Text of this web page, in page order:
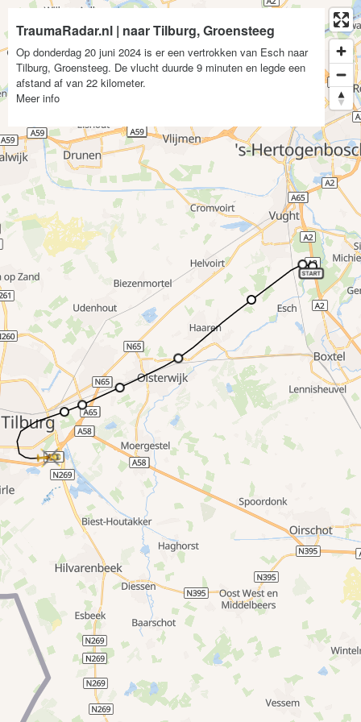
TraumaRadar.nl | naar Tilburg, Groensteeg
Op donderdag 20 juni 2024 is er een vertrokken van Esch naar
Tilburg, Groensteeg. De vlucht duurde 9 minuten en legde een
afstand af van 22 kilometer.
Meer info